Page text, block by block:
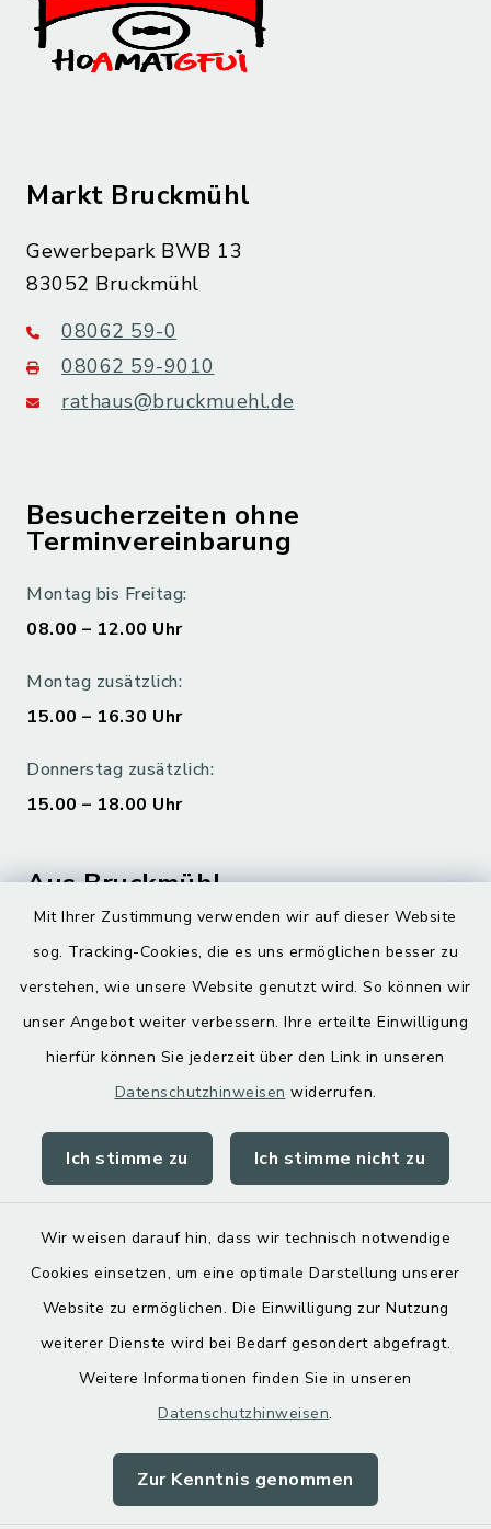
Mit Ihrer Zustimmung verwenden wir auf dieser Website
sog. Tracking-Cookies, die es uns ermöglichen besser zu
verstehen, wie unsere Website genutzt wird. So können wir
unser Angebot weiter verbessern. Ihre erteilte Einwilligung
hierfür können Sie jederzeit über den Link in unseren
Datenschutzhinweisen widerrufen.
Ich stimme zu Ich stimme nicht zu
Wir weisen darauf hin, dass wir technisch notwendige
Cookies einsetzen, um eine optimale Darstellung unserer
Website zu ermöglichen. Die Einwilligung zur Nutzung
weiterer Dienste wird bei Bedarf gesondert abgefragt.
Weitere Informationen finden Sie in unseren
Datenschutzhinweisen.
Zur Kenntnis genommen
Markt Bruckmühl
Gewerbepark BWB 13
83052 Bruckmühl
08062 59-0
08062 59-9010
rathaus@bruckmuehl.de
Besucherzeiten ohne
Terminvereinbarung
Montag bis Freitag:
08.00 – 12.00 Uhr
Montag zusätzlich:
15.00 – 16.30 Uhr
Donnerstag zusätzlich:
15.00 – 18.00 Uhr
Aus Bruckmühl
Digitaler Ortsplan
Kontakt
Datenschutz
Impressum
Sitemap
Cookie-Einstellungen